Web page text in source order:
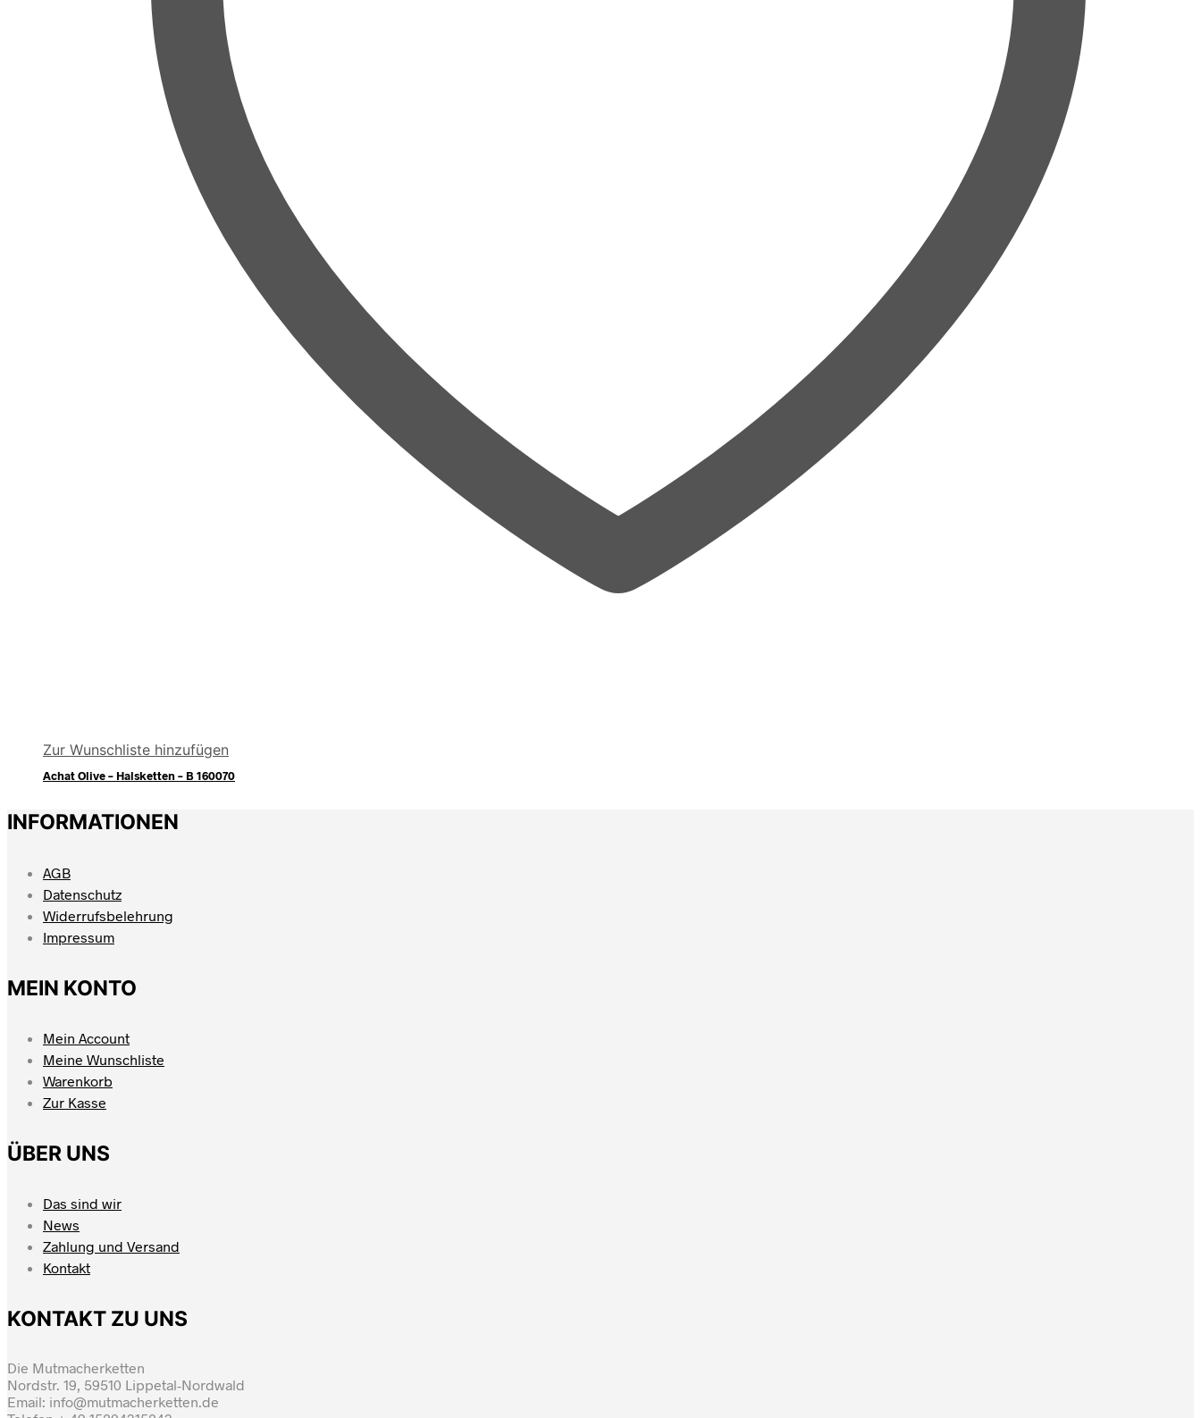
Zur Wunschliste hinzufügen
Achat Olive – Halsketten – B 160070
INFORMATIONEN
AGB
Datenschutz
Widerrufsbelehrung
Impressum
MEIN KONTO
Mein Account
Meine Wunschliste
Warenkorb
Zur Kasse
ÜBER UNS
Das sind wir
News
Zahlung und Versand
Kontakt
KONTAKT ZU UNS
Die Mutmacherketten
Nordstr. 19, 59510 Lippetal-Nordwald
Email: info@mutmacherketten.de